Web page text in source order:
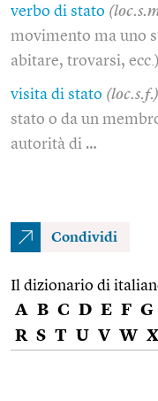
verbo di stato
movimento ma uno
abitare, trovarsi,
visita di stato (loc.s.f.)
stato o da un
autorità di …
Condividi
Il dizionario di
A B C D E F G
R S T U V W X